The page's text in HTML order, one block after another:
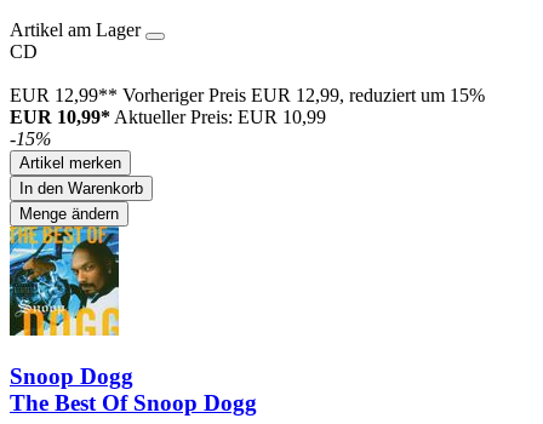
Artikel am Lager
CD
EUR 12,99** Vorheriger Preis EUR 12,99, reduziert um 15%
EUR 10,99* Aktueller Preis: EUR 10,99
-15%
Artikel merken
In den Warenkorb
Menge ändern
Snoop Dogg
The Best Of Snoop Dogg